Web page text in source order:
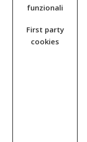
funzionali
First party
cookies